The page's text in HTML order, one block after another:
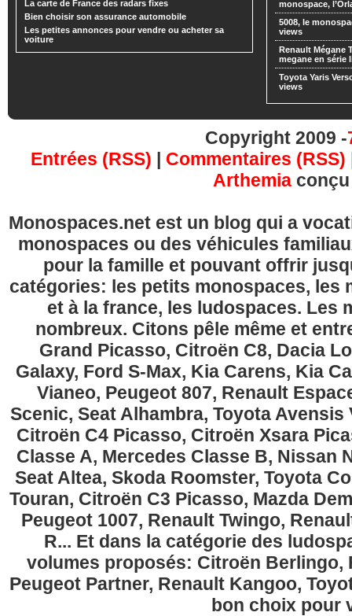
La carte de France des radars fixes
Bien choisir son assurance automobile
Les petites annonces pour vendre ou acheter sa
voiture
monospace,
5008, le
views
Renault Mégane
megane en série
Toyota Yaris
views
Copyright 2009 -
Entrées (RSS) | Commentaires (RSS)
Arthemia
Monospaces.net est un blog qui a
monospaces ou des véhicules
pour la famille et pouvant offrir
catégories: les petits monospaces, les
et à la france, les ludospaces. Les
nombreux. Citons pêle même et
Grand Picasso, Citroën C8, Dacia
Galaxy, Ford S-Max, Kia Carens, Kia
Vianeo, Peugeot 807, Renault
Scenic, Seat Alhambra, Toyota
Citroën C4 Picasso, Citroën Xsara
Classe A, Mercedes Classe B, Nissan
Seat Altea, Skoda Roomster, Toyota
Touran, Citroën C3 Picasso, Mazda
Peugeot 1007, Renault Twingo,
R... Et dans la catégorie des
volumes proposés: Citroën Berlingo,
Peugeot Partner, Renault Kangoo,
bon choix pour